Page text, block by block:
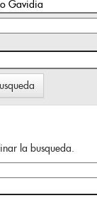
la busqueda.